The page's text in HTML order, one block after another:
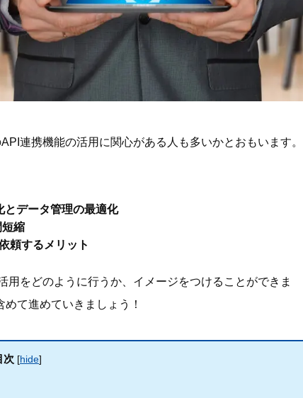
連携機能の活用に関心がある人も多いかとおもいます。
データ管理の最適化
縮
頼するメリット
をどのように行うか、イメージをつけることができま
て進めていきましょう！
次 [hide]